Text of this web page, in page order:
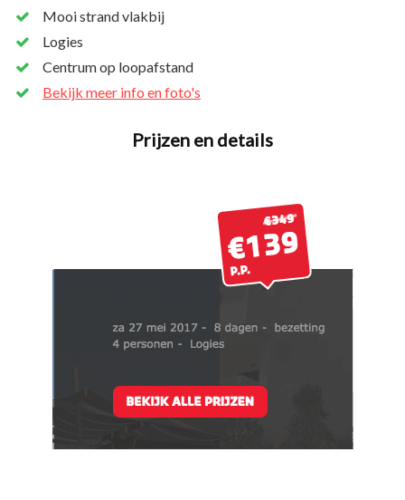
Mooi strand vlakbij
Logies
Centrum op loopafstand
Bekijk meer info en foto's
Prijzen en details